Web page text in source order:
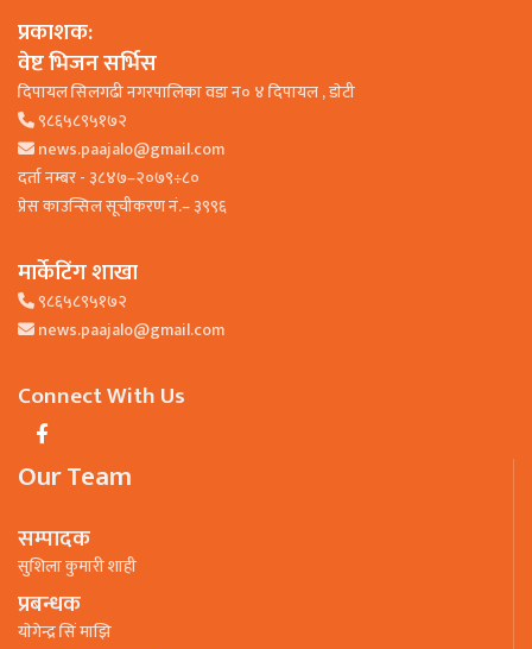
प्रकाशक:
वेष्ट भिजन सर्भिस
दिपायल सिलगढी नगरपालिका वडा न० ४ दिपायल , डाेटी
९८६५८९५१७२
news.paajalo@gmail.com
दर्ता नम्बर - ३८४७–२०७९÷८०
प्रेस काउन्सिल सूचीकरण नं.– ३९९६
मार्केटिंग शाखा
९८६५८९५१७२
news.paajalo@gmail.com
Connect With Us
Our Team
सम्पादक
सुशिला कुमारी शाही
प्रबन्धक
याेगेन्द्र सिं माझि